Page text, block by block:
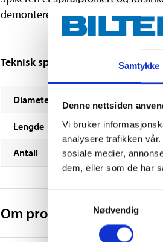
Samtykke
Denne nettsiden
Vi bruker
analysere trafikken
sosiale medier,
dem, eller som de har
Nødvendig
demonteres. Beregnet for
Teknisk spesifikasjon
Diameter
Lengde
Antall
Om produsenten